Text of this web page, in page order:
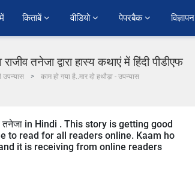
किताबें वीडियो पेपरबैक विज्ञापन
तनेजा द्वारा हास्य कथाएं में हिंदी पीडीएफ
उपन्यास काम हो गया है..मार दो हथौड़ा - उपन्यास
in Hindi . This story is getting good
to read for all readers online. Kaam ho
it is receiving from online readers